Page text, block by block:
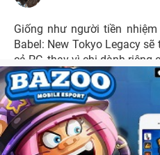
Giống như người tiền nhiệm
Babel: New Tokyo Legacy
cả PC, thay vì chi dành riêng